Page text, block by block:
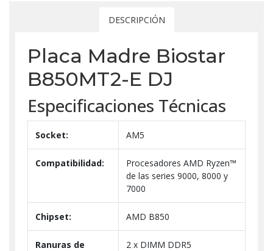
DESCRIPCIÓN
Placa Madre Biostar
B850MT2-E DJ
Especificaciones Técnicas
Socket: AM5
Compatibilidad:
Procesadores AMD Ryzen™
de las series 9000, 8000 y
7000
Chipset: AMD B850
Ranuras de
2 x DIMM DDR5